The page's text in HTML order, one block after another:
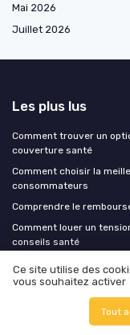
Mai 2026
Juillet 2026
Les plus lus
Comment trouver un
couverture santé
Comment choisir la
consommateurs
Comprendre le
Comment louer un
conseils santé
Les derniers
Ce site utilise des
vous souhaitez activer
Tout